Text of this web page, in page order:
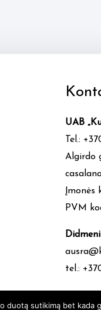
UAB
Tel.:
Algirdo
Įmonės
PVM
tel.:
sutikimą bet